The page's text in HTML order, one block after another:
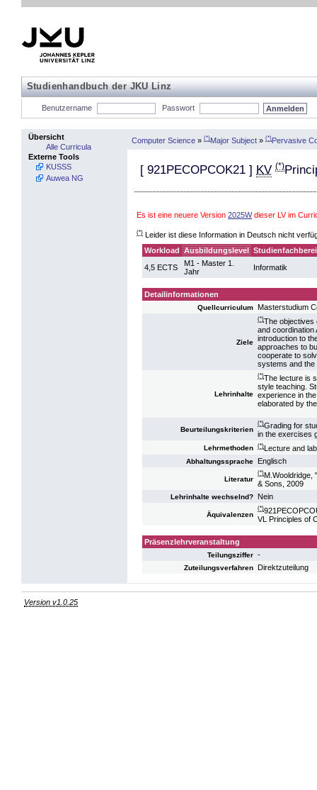
Studienhandbuch der JKU Linz
Benutzername Passwort
Übersicht
Alle Curricula
Externe Tools
KUSSS
Auwea NG
Computer Science » (*)Major Subject » (*)Pervasive
[ 921PECOPCOK21 ] KV (*)
Es ist eine neuere Version 2025Wdieser LV im
(*) Leider ist diese Information in Deutsch nicht
Workload Ausbildungslevel
4,5 ECTS
M1 - Master 1.
Jahr
Informatik
Detailinformationen
Quellcurriculum Masterstudium
Ziele
(*)The objectives
and coordination
introduction to
approaches to
cooperate to
systems and the
Lehrinhalte
(*)The lecture is
style teaching.
experience in
elaborated by
Beurteilungskriterien
(*)Grading for
in the exercises
Lehrmethoden (*)Lecture and
Abhaltungssprache Englisch
Literatur
(*)M.Wooldridge,
& Sons, 2009
Lehrinhalte wechselnd? Nein
Äquivalenzen
(*)
VL Principles of
Präsenzlehrveranstaltung
Teilungsziffer -
Zuteilungsverfahren Direktzuteilung
Version v1.0.25